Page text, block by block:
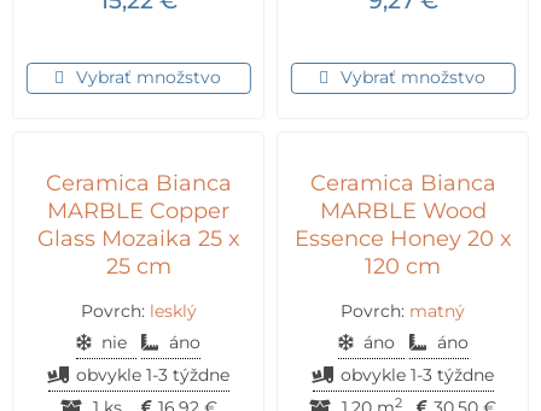
Vybrať množstvo Vybrať množstvo
Ceramica Bianca
MARBLE Copper
Glass Mozaika 25 x
25 cm
Povrch: lesklý
nie
áno
obvykle 1-3 týždne
Ceramica Bianca
MARBLE Wood
Essence Honey 20 x
120 cm
Povrch: matný
áno
áno
obvykle 1-3 týždne
2